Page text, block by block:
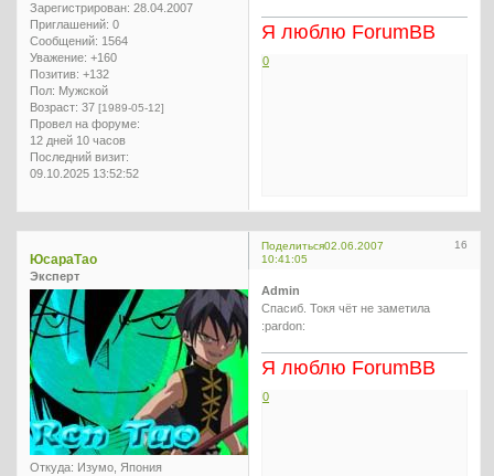
Зарегистрирован: 28.04.2007
Приглашений: 0
Сообщений: 1564
Уважение: +160
Позитив: +132
Пол: Мужской
Возраст: 37 [1989-05-12]
Провел на форуме:
12 дней 10 часов
Последний визит:
09.10.2025 13:52:52
Я люблю ForumBB
0
Поделиться 16
02.06.2007
10:41:05
ЮсараТао
Эксперт
Откуда: Изумо, Япония
Admin
Спасиб. Токя чёт не заметила
:pardon:
Я люблю ForumBB
0